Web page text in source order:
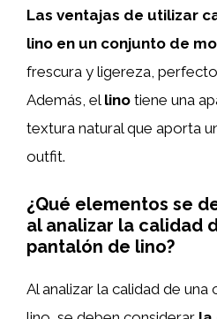
Las ventajas de utilizar
lino en un conjunto de
frescura y ligereza,
Además, el lino tiene una
textura natural que aporta
outfit.
¿Qué elementos se
al analizar la calidad
pantalón de lino?
Al analizar la calidad de una